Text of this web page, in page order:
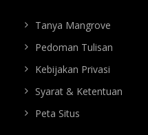
Tanya Mangrove
Pedoman Tulisan
Kebijakan Privasi
Syarat & Ketentuan
Peta Situs